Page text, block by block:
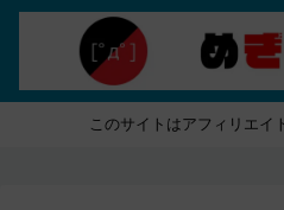
このサイトはアフィリエイ